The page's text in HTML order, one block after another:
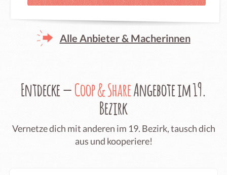
Alle Anbieter & Macherinnen
Entdecke —Coop & ShareAngebote im 19.
Bezirk
Vernetze dich mit anderen im 19. Bezirk, tausch dich
aus und kooperiere!